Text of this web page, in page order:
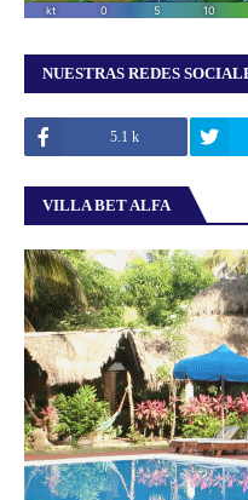
NUESTRAS REDES
5.1 k
VILLA BET ALFA